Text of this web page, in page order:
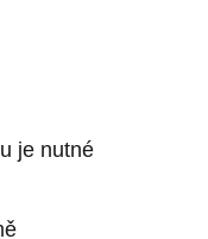
je nutné